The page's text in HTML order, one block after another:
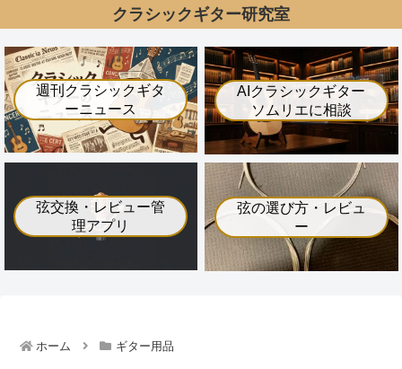
クラシックギター研究室
週刊クラシックギタ
ーニュース
AIクラシックギター
ソムリエに相談
弦交換・レビュー管
理アプリ
弦の選び方・レビュ
ー
ホーム ギター用品